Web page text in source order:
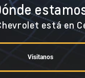
está en
Visitanos